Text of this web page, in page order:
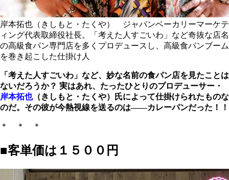
岸本拓也（きしもと・たくや） ジャパンベーカリーマーケテ
ィング代表取締役社長。「考えた人すごいわ」など奇抜な店名
の高級食パン専門店を多くプロデュースし、高級食パンブーム
を巻き起こした仕掛け人
「考えた人すごいわ」など、妙な名前の食パン店を見たことは
ないだろうか？ 実はあれ、たったひとりのプロデューサー・
岸本拓也（きしもと・たくや）氏によって仕掛けられたものな
のだ。その彼が今熱視線を送るのは――カレーパンだった！！
＊ ＊ ＊
■客単価は１５００円